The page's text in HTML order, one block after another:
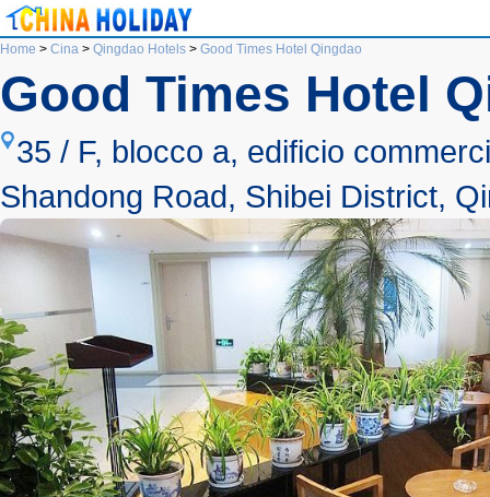
Home > Cina > Qingdao Hotels > Good Times Hotel Qingdao
Good Times Hotel
35 / F, blocco a, edificio
Shandong Road, Shibei District,